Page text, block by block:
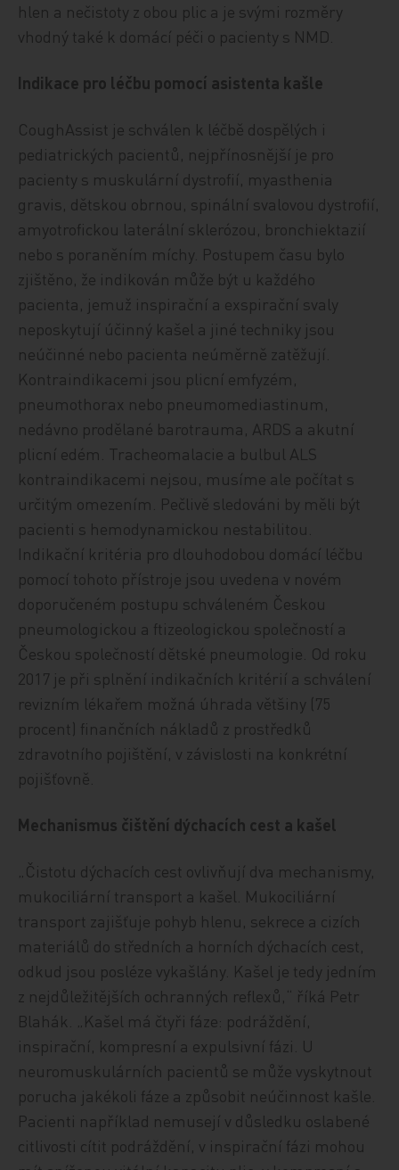
hlen a nečistoty z obou plic a je svými rozměry
vhodný také k domácí péči o pacienty s NMD.
Indikace pro léčbu pomocí asistenta kašle
CoughAssist je schválen k léčbě dospělých i
pediatrických pacientů, nejpřínosnější je pro
pacienty s muskulární dystrofií, myasthenia
gravis, dětskou obrnou, spinální svalovou dystrofií,
amyotrofickou laterální sklerózou, bronchiektazií
nebo s poraněním míchy. Postupem času bylo
zjištěno, že indikován může být u každého
pacienta, jemuž inspirační a exspirační svaly
neposkytují účinný kašel a jiné techniky jsou
neúčinné nebo pacienta neúměrně zatěžují.
Kontraindikacemi jsou plicní emfyzém,
pneumothorax nebo pneumomediastinum,
nedávno prodělané barotrauma, ARDS a akutní
plicní edém. Tracheomalacie a bulbul ALS
kontraindikacemi nejsou, musíme ale počítat s
určitým omezením. Pečlivě sledováni by měli být
pacienti s hemodynamickou nestabilitou.
Indikační kritéria pro dlouhodobou domácí léčbu
pomocí tohoto přístroje jsou uvedena v novém
doporučeném postupu schváleném Českou
pneumologickou a ftizeologickou společností a
Českou společností dětské pneumologie. Od roku
2017 je při splnění indikačních kritérií a schválení
revizním lékařem možná úhrada většiny (75
procent) finančních nákladů z prostředků
zdravotního pojištění, v závislosti na konkrétní
pojišťovně.
Mechanismus čištění dýchacích cest a kašel
„Čistotu dýchacích cest ovlivňují dva mechanismy,
mukociliární transport a kašel. Mukociliární
transport zajišťuje pohyb hlenu, sekrece a cizích
materiálů do středních a horních dýchacích cest,
odkud jsou posléze vykašlány. Kašel je tedy jedním
z nejdůležitějších ochranných reflexů,“ říká Petr
Blahák. „Kašel má čtyři fáze: podráždění,
inspirační, kompresní a expulsivní fázi. U
neuromuskulárních pacientů se může vyskytnout
porucha jakékoli fáze a způsobit neúčinnost kašle.
Pacienti například nemusejí v důsledku oslabené
citlivosti cítit podráždění, v inspirační fázi mohou